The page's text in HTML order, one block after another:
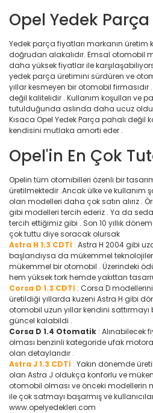
Opel Yedek Parça
Yedek parça fiyatları markanın üretim
doğrudan alakalıdır. Emsal otomobil
daha yüksek fiyatlar ile
yedek parça üretimini sürdüren ve
yıllar kesmeyen bir otomobil firmasıdır
değil kalitelidir . Kullanım koşulları ve
tutulduğunda aslında daha ucuz
Kısaca Opel Yedek Parça pahalı değil
kendisini mutlaka amorti eder .
Opel'in En Çok
Opelin tüm otomıbilleri özenli bir
üretilmektedir .Ancak ülke ve kullanım
olan modelleri daha çok satın alırız .
gibi modelleri tercih ederiz . Ya da
tercih ettiğimiz gibi . Son 10 yıllık
çok tuttu diye soracak olursak
Astra H 1.3 CDTİ : Astra H 2004 gibi
başlandıysa da mükemmel
mükemmel bir otomobil . Üzerindeki
hem yüksek tork hemde yakıttan
Corsa D 1.3 CDTİ : Corsa D
üretildiği yıllarda kuzeni Astra H gibi
otomobil uzun yıllar kendini
güncel kalabildi .
Corsa D 1.4 Otomatik : Alınabilecek
olması benzinli kategoride ufak
olan detaylarıdır .
Astra J 1.3 CDTİ : Yakın dönemde
olan Astra J oldukça konforlu ve
otomobil olması ve önceki modellerin
ile çok satmayı başarmış ve
www.opelyedekleri.com